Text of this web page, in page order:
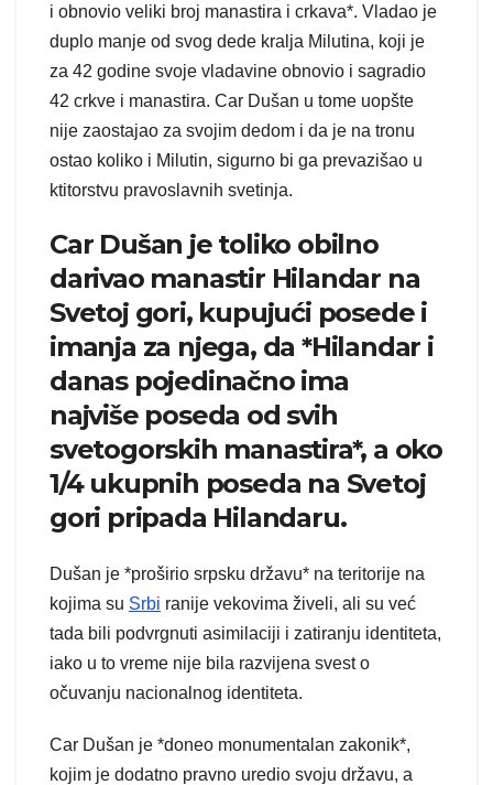
i obnovio veliki broj manastira i crkava*. Vladao je
duplo manje od svog dede kralja Milutina, koji je
za 42 godine svoje vladavine obnovio i sagradio
42 crkve i manastira. Car Dušan u tome uopšte
nije zaostajao za svojim dedom i da je na tronu
ostao koliko i Milutin, sigurno bi ga prevazišao u
ktitorstvu pravoslavnih svetinja.
Car Dušan je toliko obilno
darivao manastir Hilandar na
Svetoj gori, kupujući posede i
imanja za njega, da *Hilandar i
danas pojedinačno ima
najviše poseda od svih
svetogorskih manastira*, a oko
1/4 ukupnih poseda na Svetoj
gori pripada Hilandaru.
Dušan je *proširio srpsku državu* na teritorije na
kojima su Srbi ranije vekovima živeli, ali su već
tada bili podvrgnuti asimilaciji i zatiranju identiteta,
iako u to vreme nije bila razvijena svest o
očuvanju nacionalnog identiteta.
Car Dušan je *doneo monumentalan zakonik*,
kojim je dodatno pravno uredio svoju državu, a